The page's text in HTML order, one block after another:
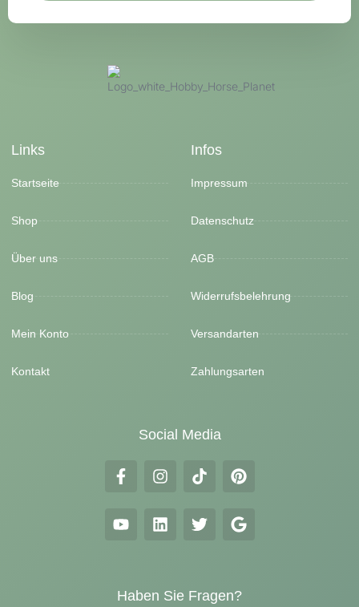
Links
Startseite
Shop
Über uns
Blog
Mein Konto
Kontakt
Infos
Impressum
Datenschutz
AGB
Widerrufsbelehrung
Versandarten
Zahlungsarten
Social Media
Haben Sie Fragen?